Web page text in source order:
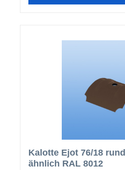
Kalotte Ejot 76/18
ähnlich RAL 8012